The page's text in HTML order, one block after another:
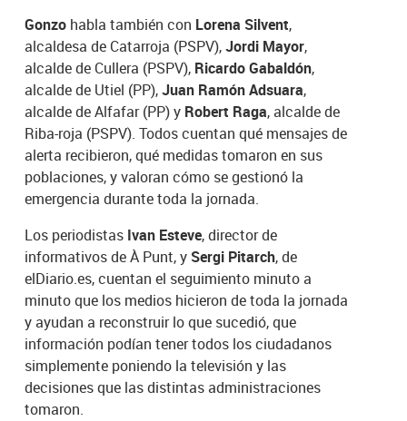
Gonzo habla también con Lorena Silvent,
alcaldesa de Catarroja (PSPV),Jordi Mayor,
alcalde de Cullera (PSPV), Ricardo Gabaldón,
alcalde de Utiel (PP),Juan Ramón Adsuara,
alcalde de Alfafar (PP) y Robert Raga, alcalde de
Riba-roja (PSPV). Todos cuentan qué mensajes de
alerta recibieron, qué medidas tomaron en sus
poblaciones, y valoran cómo se gestionó la
emergencia durante toda la jornada.
Los periodistas Ivan Esteve, director de
informativos de À Punt, y Sergi Pitarch, de
elDiario.es, cuentan el seguimiento minuto a
minuto que los medios hicieron de toda la jornada
y ayudan a reconstruir lo que sucedió, que
información podían tener todos los ciudadanos
simplemente poniendo la televisión y las
decisiones que las distintas administraciones
tomaron.